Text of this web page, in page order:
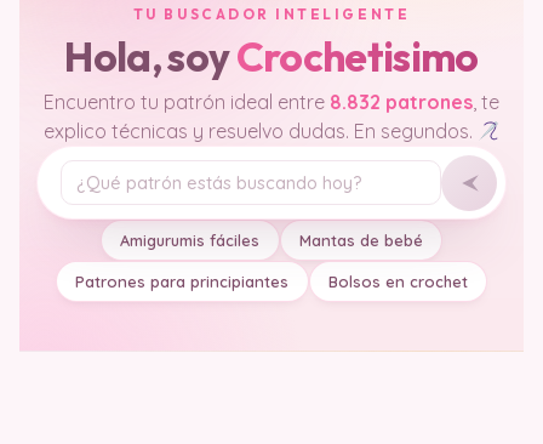
TU BUSCADOR INTELIGENTE
Hola, soyCrochetisimo
Encuentro tu patrón ideal entre 8.832 patrones, te
explico técnicas y resuelvo dudas. En segundos.
Tu pregunta
Amigurumis fáciles Mantas de bebé
Patrones para principiantes Bolsos en crochet